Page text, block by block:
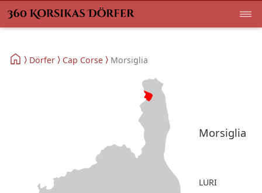
Dörfer Cap Corse Morsiglia
Morsiglia
LURI